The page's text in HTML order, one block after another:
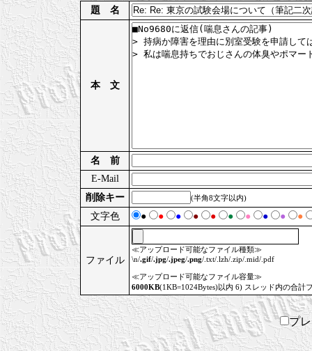
題 名
本 文
名 前
E-Mail
削除キー
(半角8文字以内)
文字色 ● ● ● ● ● ● ● ● ● ●
ファイル
≪アップロード可能なファイル種類≫
\n/.gif/.jpg/.jpeg/.png/.txt/.lzh/.zip/.mid/.pdf
≪アップロード可能なファイル容量≫
6000KB(1KB=1024Bytes)以内 6) スレッド内の合計
プ